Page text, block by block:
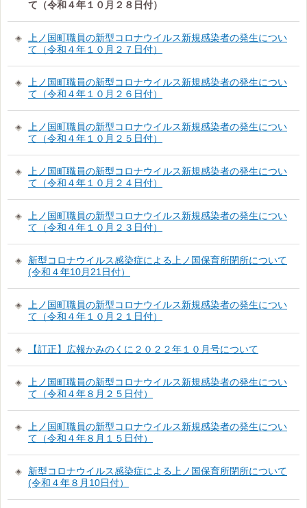
て（令和４年１０月２８日付）
上ノ国町職員の新型コロナウイルス新規感染者の発生につい
て（令和４年１０月２７日付）
上ノ国町職員の新型コロナウイルス新規感染者の発生につい
て（令和４年１０月２６日付）
上ノ国町職員の新型コロナウイルス新規感染者の発生につい
て（令和４年１０月２５日付）
上ノ国町職員の新型コロナウイルス新規感染者の発生につい
て（令和４年１０月２４日付）
上ノ国町職員の新型コロナウイルス新規感染者の発生につい
て（令和４年１０月２３日付）
新型コロナウイルス感染症による上ノ国保育所閉所について
(令和４年10月21日付）
上ノ国町職員の新型コロナウイルス新規感染者の発生につい
て（令和４年１０月２１日付）
【訂正】広報かみのくに２０２２年１０月号について
上ノ国町職員の新型コロナウイルス新規感染者の発生につい
て（令和４年８月２５日付）
上ノ国町職員の新型コロナウイルス新規感染者の発生につい
て（令和４年８月１５日付）
新型コロナウイルス感染症による上ノ国保育所閉所について
(令和４年８月10日付）